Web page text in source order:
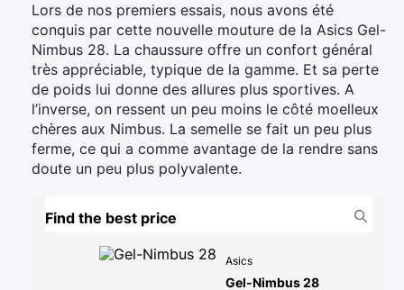
Lors de nos premiers essais, nous avons été
conquis par cette nouvelle mouture de la Asics Gel-
Nimbus 28. La chaussure offre un confort général
très appréciable, typique de la gamme. Et sa perte
de poids lui donne des allures plus sportives. A
l’inverse, on ressent un peu moins le côté moelleux
chères aux Nimbus. La semelle se fait un peu plus
ferme, ce qui a comme avantage de la rendre sans
doute un peu plus polyvalente.